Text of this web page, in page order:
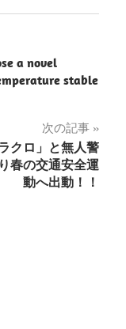
a novel
stable
次の記事
クロ」と無人警
春の交通安全運
動へ出動！！